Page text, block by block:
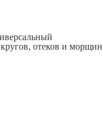
отеков и морщин